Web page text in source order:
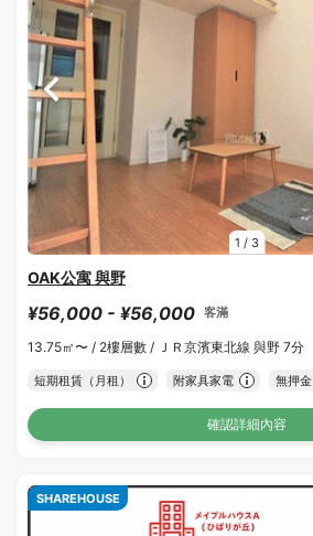
1 / 3
OAK公寓 與野
¥56,000 - ¥56,000 客滿
13.75㎡〜 / 2樓層數 / ＪＲ京濱東北線 與野 7分
短期租賃（月租） 附家具家電 無押金
確認詳細內容
SHAREHOUSE